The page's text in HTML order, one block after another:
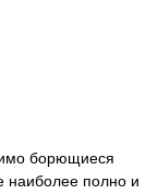
борющиеся
наиболее полно и